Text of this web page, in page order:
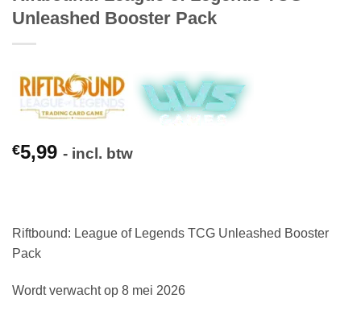
Unleashed Booster Pack
€5,99 - incl. btw
Riftbound: League of Legends TCG Unleashed Booster
Pack
Wordt verwacht op 8 mei 2026